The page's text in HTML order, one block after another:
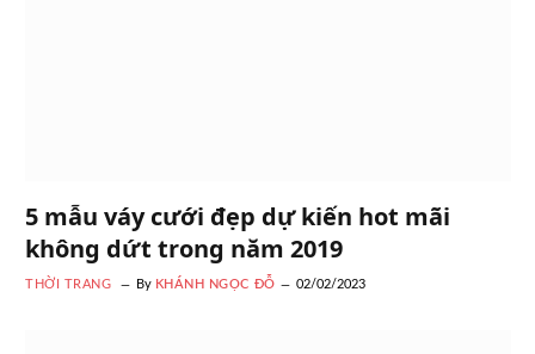
5 mẫu váy cưới đẹp dự kiến hot mãi
không dứt trong năm 2019
THỜI TRANG By KHÁNH NGỌC ĐỖ 02/02/2023